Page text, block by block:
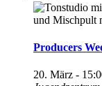
Producers
20. März -